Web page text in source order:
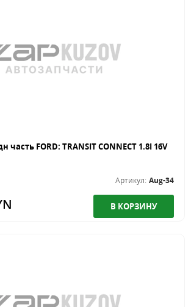
часть FORD: TRANSIT CONNECT 1.8I 16V
Артикул: Aug-34